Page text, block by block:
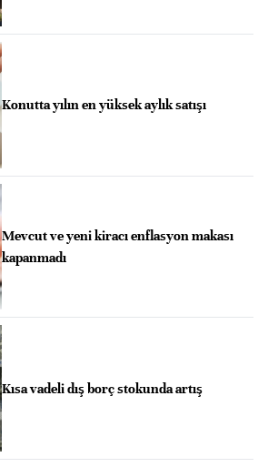
Konutta yılın en yüksek aylık satışı
Mevcut ve yeni kiracı enflasyon makası
kapanmadı
Kısa vadeli dış borç stokunda artış